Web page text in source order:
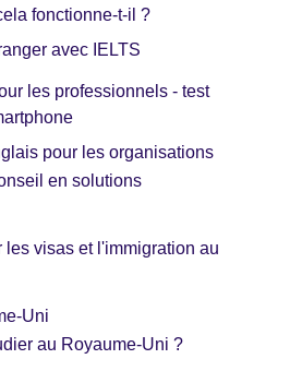
fonctionne-t-il ?
avec IELTS
les professionnels - test
pour les organisations
en solutions
les visas et l'immigration au
Uni
au Royaume-Uni ?